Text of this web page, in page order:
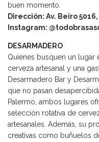
buen momento.
Dirección: Av. Beiro
Instagram:
DESARMADERO
Quienes busquen un lugar
cerveza artesanal y una
Desarmadero Bar y
que no pasan
Palermo, ambos lugares
selección rotativa de
artesanales. Además, su
creativas como buñuelos